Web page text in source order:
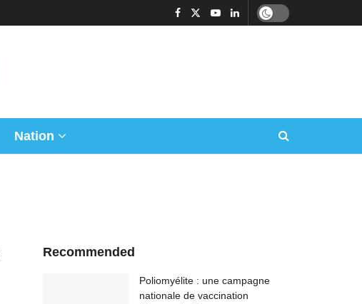
Nation
Recommended
Poliomyélite : une campagne
nationale de vaccination